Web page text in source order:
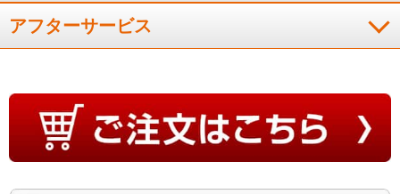
アフターサービス